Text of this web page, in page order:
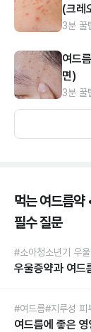
(크레
3분 꿀
여드
면)
3분 꿀
먹는 여드름약
필수 질문
#소아청소년기 우
우울증약과 여드
#여드름#지루성 피
여드름에 좋은